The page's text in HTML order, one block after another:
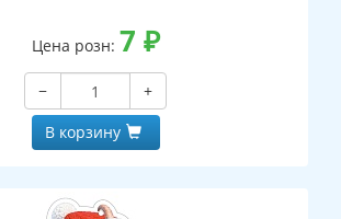
Цена розн: 7 ₽
−
+
В корзину